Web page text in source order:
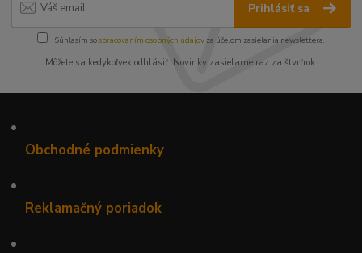
Prihlásiť sa
Súhlasím sospracovaním osobných údajov za účelom zasielania newslettera.
Môžete sa kedykoľvek odhlásiť. Novinky zasielame raz za štvrťrok.
•
Obchodné podmienky
•
Reklamačný poriadok
•